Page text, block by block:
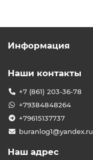
Информация
Наши контакты
+7 (861) 203-36-78
+79384848264
+79615137737
buranlog1@yandex.ru
Наш адрес